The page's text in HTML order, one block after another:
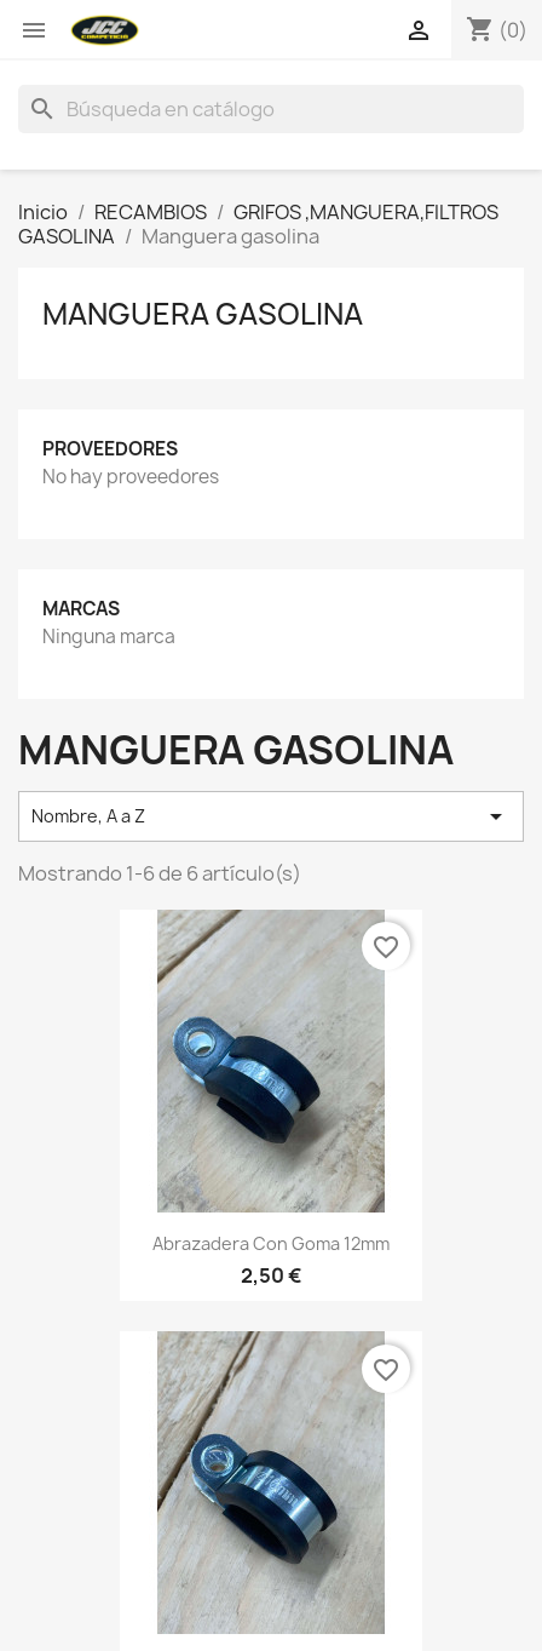
 shopping_cart (0)

search
Inicio RECAMBIOS
GRIFOS ,MANGUERA,FILTROS
GASOLINA
Manguera gasolina
MANGUERA GASOLINA
PROVEEDORES
No hay proveedores
MARCAS
Ninguna marca
MANGUERA GASOLINA
Nombre, A a Z 
Mostrando 1-6 de 6 artículo(s)
Abrazadera Con Goma 12mm
2,50 €
favorite_border
favorite_border